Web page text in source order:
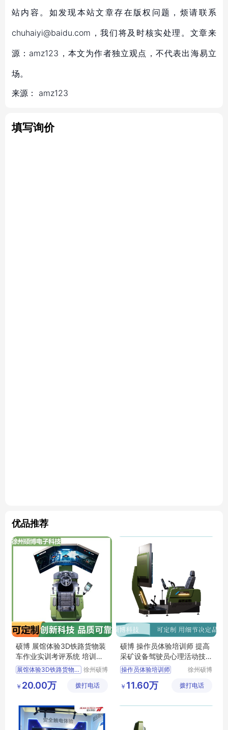
站内容。如发现本站文章存在版权问题，烦请联系
chuhaiyi@baidu.com，我们将及时核实处理。文章来
源：amz123，本文为作者独立观点，不代表出海易立
场。
来源： amz123
填写询价
优品推荐
硕博 展馆体验3D铁路货物装
车作业实训考评系统 培训考
核仿真软件
展馆体验3D铁路货物装车作业实训考评系统
培训考核仿真软件
徐州硕博
有限公司
￥ 20.00万 拨打电话
硕博 操作员体验培训师 提高
采矿设备驾驶员心理活动技
能培训平台
操作员体验培训师
采矿设备操作培训
徐州硕博
有限公司
￥ 11.60万 拨打电话